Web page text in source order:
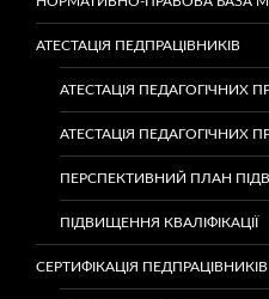
АТЕСТАЦІЯ ПЕДПРАЦІВНИКІВ
АТЕСТАЦІЯ ПЕДАГОГІЧНИХ
АТЕСТАЦІЯ ПЕДАГОГІЧНИХ
ПЕРСПЕКТИВНИЙ ПЛАН
ПІДВИЩЕННЯ КВАЛІФІКАЦІЇ
СЕРТИФІКАЦІЯ ПЕДПРАЦІВНИКІВ